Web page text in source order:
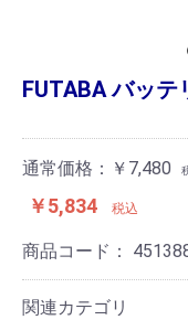
FUTABA バッ
通常価格：￥7,480
￥5,834 税込
商品コード：
関連カテゴリ